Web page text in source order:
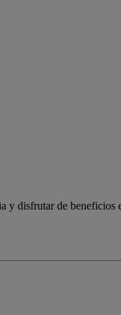
y disfrutar de beneficios